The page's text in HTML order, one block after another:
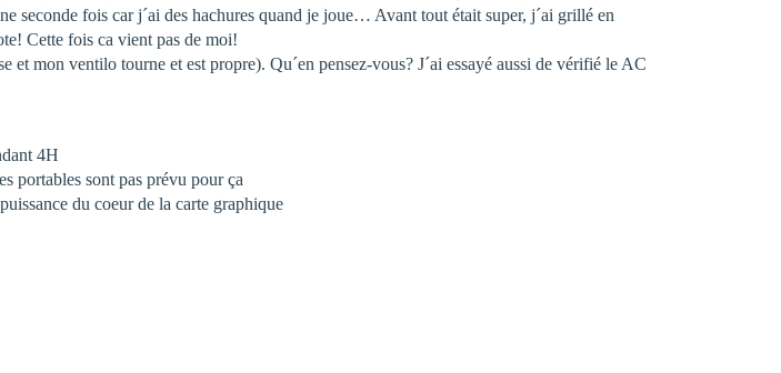
seconde fois car j´ai des hachures quand je joue… Avant tout était super, j´ai grillé en
Cette fois ca vient pas de moi!
mon ventilo tourne et est propre). Qu´en pensez-vous? J´ai essayé aussi de vérifié le AC
4H
portables sont pas prévu pour ça
du coeur de la carte graphique